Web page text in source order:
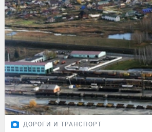
ДОРОГИ И ТРАНСПОРТ